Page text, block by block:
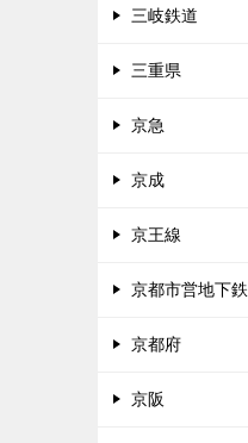
三岐鉄道
三重県
京急
京成
京王線
京都市営地下鉄
京都府
京阪